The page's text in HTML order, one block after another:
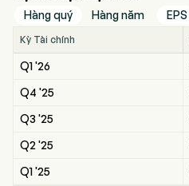
Hàng quý Hàng năm EPS
Kỳ Tài chính
Q1 '26
Q4 '25
Q3 '25
Q2 '25
Q1 '25